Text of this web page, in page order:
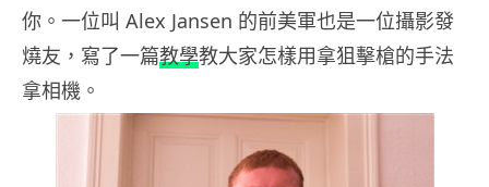
你。一位叫 Alex Jansen 的前美軍也是一位攝影發
燒友，寫了一篇教學教大家怎樣用拿狙擊槍的手法
拿相機。